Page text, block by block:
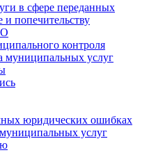
в сфере переданных
попечительству
контроля
муниципальных услуг
юридических ошибках
услуг